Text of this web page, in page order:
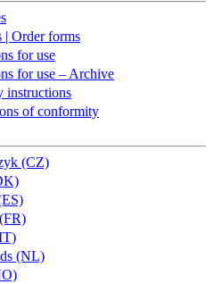
| Order forms
for use
for use – Archive
instructions
of conformity
(CZ)
(NL)